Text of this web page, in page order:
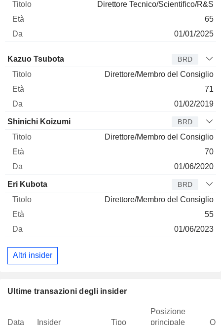
Direttore Tecnico/Scientifico/R&S
65
01/01/2025
Amministratore
Kazuo Tsubota BRD
Direttore/Membro del Consiglio
71
01/02/2019
Shinichi Koizumi BRD
Direttore/Membro del Consiglio
70
01/06/2020
Eri Kubota BRD
Direttore/Membro del Consiglio
55
01/06/2023
Altri insider
Ultime transazioni degli insider
Data Insider Tipo
Posizione
principale